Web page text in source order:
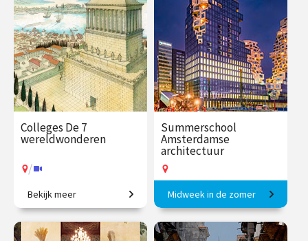
€ 27.50
vanaf 18
sep.
Op locatie
€ 17.50
afleveringen
Speeltijd 1 uur
VAthuis
Colleges De 7
wereldwonderen
/
De beroemdste
bouwwerken uit de oudheid.
Bekijk meer
Summerschool
Amsterdamse
architectuur
Van middeleeuwse huizen
tot moderne hoogbouw.
Midweek in de zomer